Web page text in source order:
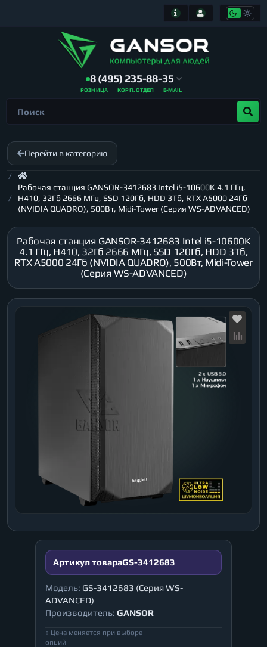
8 (495) 235-88-35
РОЗНИЦА КОРП. ОТДЕЛ E-MAIL
Перейти в категорию
Рабочая станция GANSOR-3412683 Intel i5-10600K 4.1 ГГц,
H410, 32Гб 2666 МГц, SSD 120Гб, HDD 3Тб, RTX A5000 24Гб
(NVIDIA QUADRO), 500Вт, Midi-Tower (Серия WS-ADVANCED)
Рабочая станция GANSOR-3412683 Intel i5-10600K
4.1 ГГц, H410, 32Гб 2666 МГц, SSD 120Гб, HDD 3Тб,
RTX A5000 24Гб (NVIDIA QUADRO), 500Вт, Midi-Tower
(Серия WS-ADVANCED)
Артикул товараGS-3412683
Модель: GS-3412683 (Серия WS-
ADVANCED)
Производитель: GANSOR
↕ Цена меняется при выборе
опций